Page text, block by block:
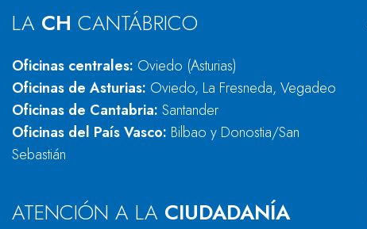
LA CH CANTÁBRICO
Oficinas centrales: Oviedo (Asturias)
Oficinas de Asturias: Oviedo, La Fresneda, Vegadeo
Oficinas de Cantabria: Santander
Oficinas del País Vasco: Bilbao y Donostia/San
Sebastián
ATENCIÓN A LA CIUDADANÍA